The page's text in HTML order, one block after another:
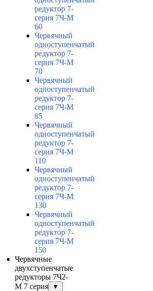
редуктор 7-
серия 7Ч-М
60
Червячный
одноступенчатый
редуктор 7-
серия 7Ч-М
70
Червячный
одноступенчатый
редуктор 7-
серия 7Ч-М
85
Червячный
одноступенчатый
редуктор 7-
серия 7Ч-М
110
Червячный
одноступенчатый
редуктор 7-
серия 7Ч-М
130
Червячный
одноступенчатый
редуктор 7-
серия 7Ч-М
150
Червячные
двухступенчатые
редукторы 7Ч2-
М 7 серия
▼